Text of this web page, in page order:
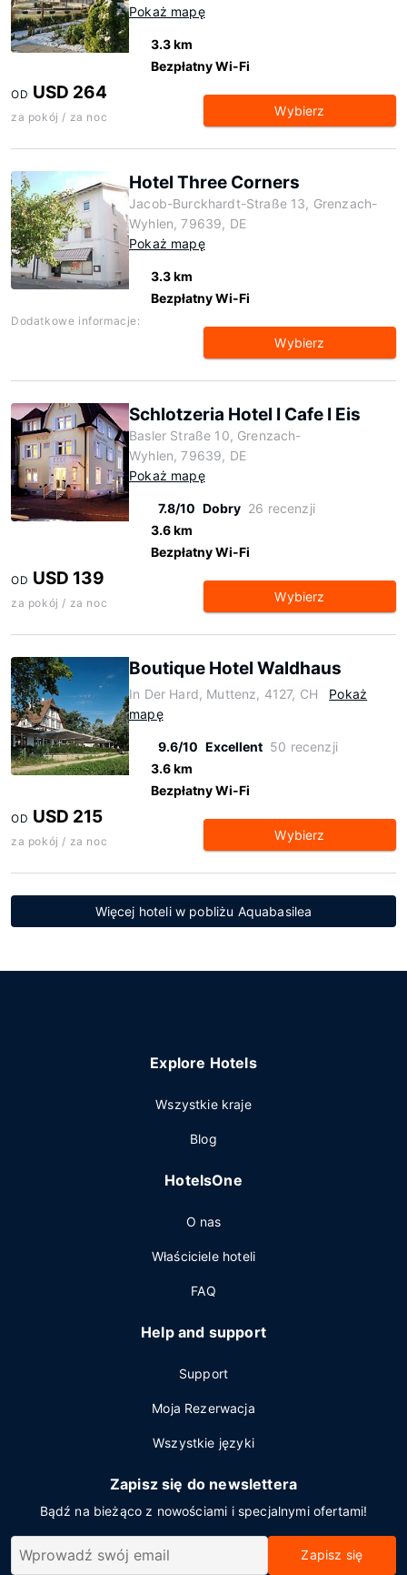
Pokaż mapę
3.3 km
Bezpłatny Wi-Fi
OD USD 264
za pokój / za noc Wybierz
Hotel Three Corners
Jacob-Burckhardt-Straße 13, Grenzach-
Wyhlen, 79639, DE
Pokaż mapę
3.3 km
Bezpłatny Wi-Fi
Dodatkowe informacje:
Wybierz
Schlotzeria Hotel I Cafe I Eis
Basler Straße 10, Grenzach-
Wyhlen, 79639, DE
Pokaż mapę
7.8/10 Dobry 26 recenzji
3.6 km
Bezpłatny Wi-Fi
OD USD 139
za pokój / za noc Wybierz
Boutique Hotel Waldhaus
In Der Hard, Muttenz, 4127, CH
Pokaż
mapę
9.6/10 Excellent 50 recenzji
3.6 km
Bezpłatny Wi-Fi
OD USD 215
za pokój / za noc Wybierz
Więcej hoteli w pobliżu Aquabasilea
Explore Hotels
Wszystkie kraje
Blog
HotelsOne
O nas
Właściciele hoteli
FAQ
Help and support
Support
Moja Rezerwacja
Wszystkie języki
Zapisz się do newslettera
Bądź na bieżąco z nowościami i specjalnymi ofertami!
Zapisz się